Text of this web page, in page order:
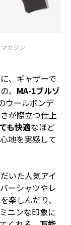
ガジン
、ギャザーで
、 MA-1ブルゾ
ウールボンデ
が際立つ仕上
も快適なほど
地を実感して
いた人気アイ
ーシャツやレ
楽しんだり、
ニンな印象に